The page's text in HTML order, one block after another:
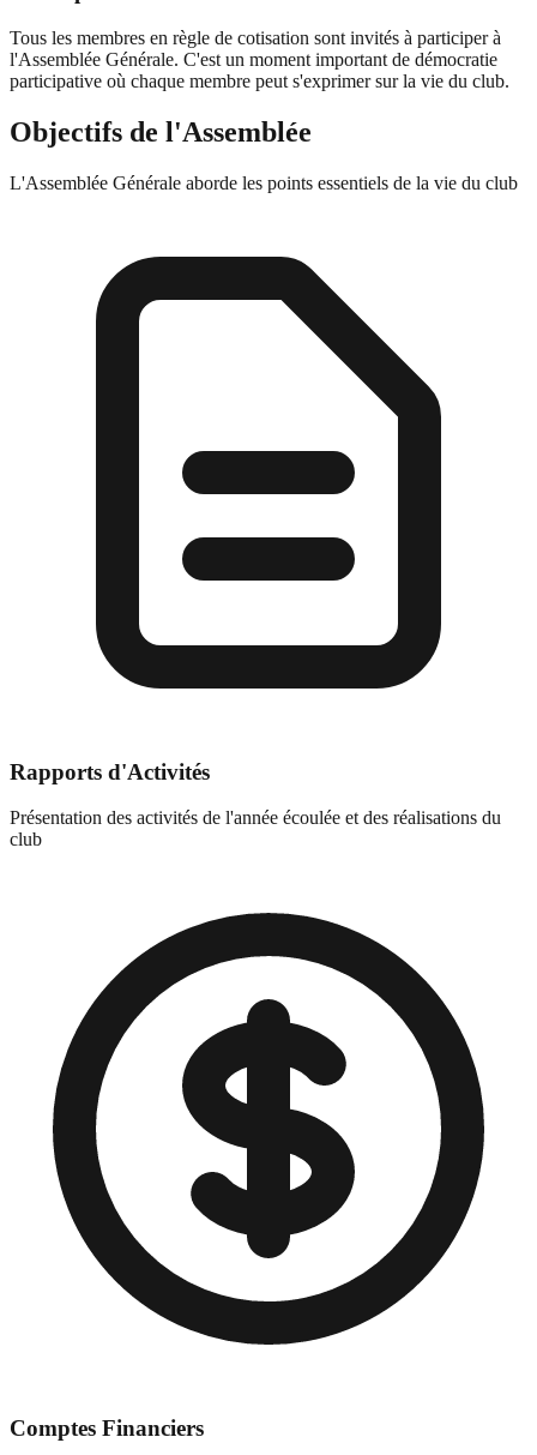
Tous les membres en règle de cotisation sont invités à participer à
l'Assemblée Générale. C'est un moment important de démocratie
participative où chaque membre peut s'exprimer sur la vie du club.
Objectifs de l'Assemblée
L'Assemblée Générale aborde les points essentiels de la vie du club
Rapports d'Activités
Présentation des activités de l'année écoulée et des réalisations du
club
Comptes Financiers